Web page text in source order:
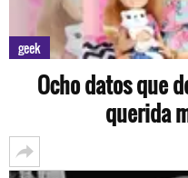
geek
Ocho datos que
querida